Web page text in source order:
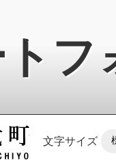
フ
八千代町公式ホ
文字サイズ